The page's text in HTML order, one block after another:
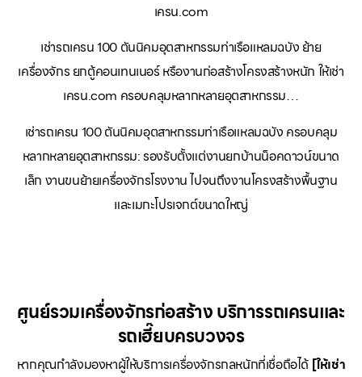
เครน.com
เช่ารถเครน 100 ตันนิคมอุตสาหกรรมท่าเรือแหลมฉบัง ย้าย
เครื่องจักร ยกตู้คอนเทนเนอร์ หรืองานก่อสร้างโครงสร้างหนัก ให้เช่า
เครน.com ครอบคลุมหลากหลายอุตสาหกรรม…
เช่ารถเครน 100 ตันนิคมอุตสาหกรรมท่าเรือแหลมฉบัง ครอบคลุม
หลากหลายอุตสาหกรรม: รองรับตั้งแต่งานยกบ้านน็อคดาวน์ขนาด
เล็ก งานขนย้ายเครื่องจักรโรงงาน ไปจนถึงงานโครงสร้างพื้นฐาน
และเมกะโปรเจกต์ขนาดใหญ่
ศูนย์รวมเครื่องจักรก่อสร้าง บริการรถเครนและ
รถเฮี๊ยบครบวงจร
หากคุณกำลังมองหาผู้ให้บริการเครื่องจักรกลหนักที่เชื่อถือได้ [ให้เช่า